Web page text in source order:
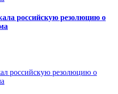
российскую резолюцию о